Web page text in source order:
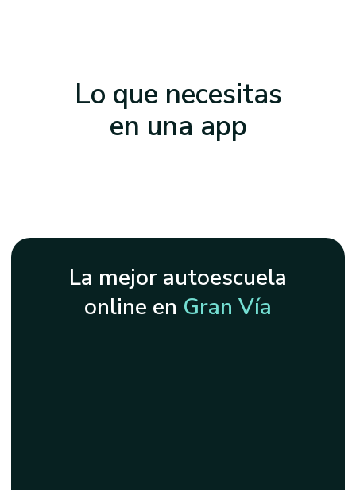
Lo que necesitas
en una app
La mejor autoescuela
online en Gran Vía